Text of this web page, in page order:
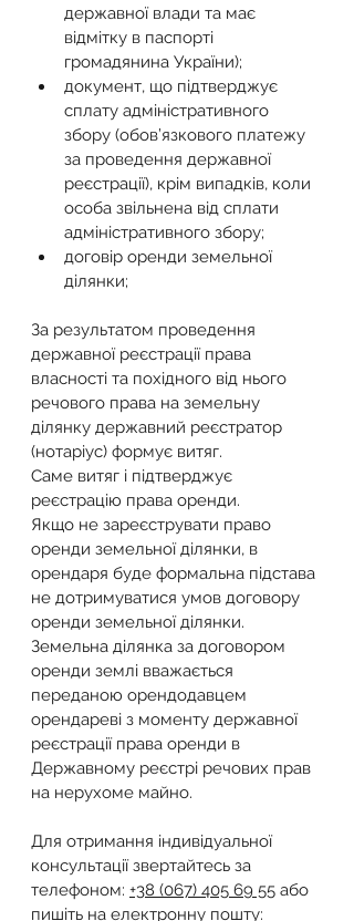
державної влади та має
відмітку в паспорті
громадянина України);
документ, що підтверджує
сплату адміністративного
збору (обов’язкового платежу
за проведення державної
реєстрації), крім випадків, коли
особа звільнена від сплати
адміністративного збору;
договір оренди земельної
ділянки;
За результатом проведення
державної реєстрації права
власності та похідного від нього
речового права на земельну
ділянку державний реєстратор
(нотаріус) формує витяг.
Саме витяг і підтверджує
реєстрацію права оренди.
Якщо не зареєструвати право
оренди земельної ділянки, в
орендаря буде формальна підстава
не дотримуватися умов договору
оренди земельної ділянки.
Земельна ділянка за договором
оренди землі вважається
переданою орендодавцем
орендареві з моменту державної
реєстрації права оренди в
Державному реєстрі речових прав
на нерухоме майно.
Для отримання індивідуальної
консультації звертайтесь за
телефоном: +38 (067) 405 69 55 або
пишіть на електронну пошту: